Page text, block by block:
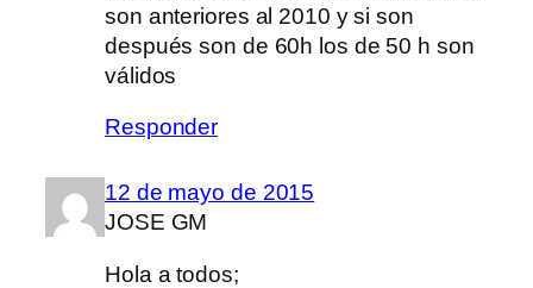
son anteriores al 2010 y si son
después son de 60h los de 50 h son
válidos
Responder
12 de mayo de 2015
JOSE GM
Hola a todos;